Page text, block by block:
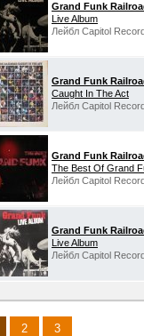
Grand Funk
Live Album
Лейбл Capitol
Grand Funk
Caught In The Act
Лейбл Capitol
Grand Funk
The Best Of Grand
Лейбл Capitol
Grand Funk
Live Album
Лейбл Capitol
2 3